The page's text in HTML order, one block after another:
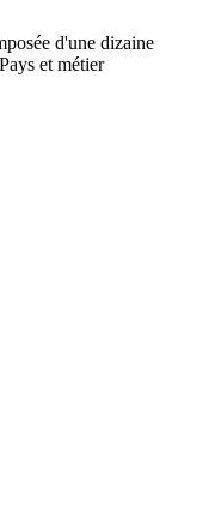
d'une dizaine
et métier